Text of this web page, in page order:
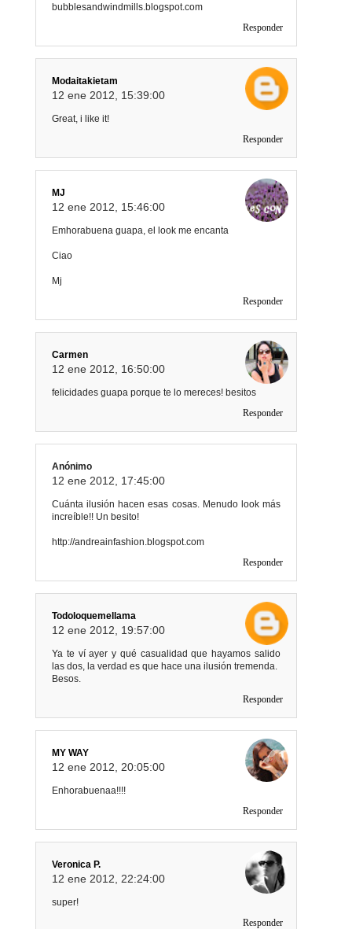
bubblesandwindmills.blogspot.com
Responder
Modaitakietam
12 ene 2012, 15:39:00
Great, i like it!
Responder
MJ
12 ene 2012, 15:46:00
Emhorabuena guapa, el look me encanta
Ciao
Mj
Responder
Carmen
12 ene 2012, 16:50:00
felicidades guapa porque te lo mereces! besitos
Responder
Anónimo
12 ene 2012, 17:45:00
Cuánta ilusión hacen esas cosas. Menudo look más
increíble!! Un besito!
http://andreainfashion.blogspot.com
Responder
Todoloquemellama
12 ene 2012, 19:57:00
Ya te ví ayer y qué casualidad que hayamos salido
las dos, la verdad es que hace una ilusión tremenda.
Besos.
Responder
MY WAY
12 ene 2012, 20:05:00
Enhorabuenaa!!!!
Responder
Veronica P.
12 ene 2012, 22:24:00
super!
Responder